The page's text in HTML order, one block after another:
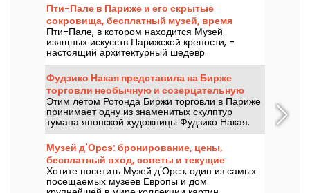
Пти-Пале в Париже и его скрытые
сокровища, бесплатный музей, время
работы и выставки
Пти-Пале, в котором находится Музей
изящных искусств Парижской крепости, -
настоящий архитектурный шедевр.
Спроектированный Шарлем Жиро для
Всемирной выставки 1900 года, этот музей
полон сокровищ. А поскольку вход в него
бесплатный, было бы ошибкой не
воспользоваться этим.
Фудзико Накая представила на Бирже
торговли необычную и созерцательную
скульптуру из тумана
Этим летом Ротонда Биржи торговли в Париже
принимает одну из знаменитых скулптур
тумана японской художницы Фудзико Накая.
До 14 сентября 2026 года приходите, чтобы
увидеть эту необычную и созерцательную
инсталляцию, которая заставляет посетителей
появляться и исчезать в густом белом облаке
водяного пара!
Музей д'Орсэ: бронирование, цены,
бесплатный вход, советы и текущие
выставки
Хотите посетить Музей д'Орсэ, один из самых
посещаемых музеев Европы и дом